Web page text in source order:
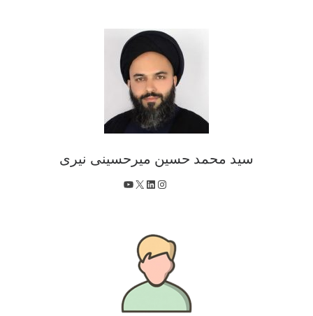
سید محمد حسین میرحسینی نیری
اینستاگرم
لینکداین
X یوتیوب